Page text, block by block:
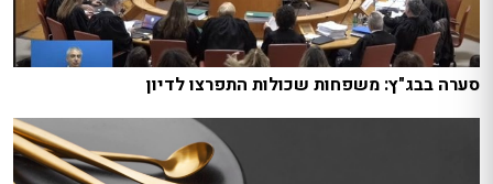
סערה בבג"ץ: משפחות שכולות התפרצו לדיון